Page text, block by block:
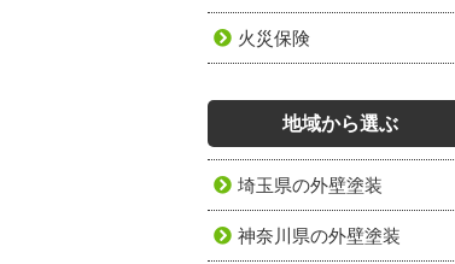
火災保険
地域から選ぶ
埼玉県の外壁塗装
神奈川県の外壁塗装